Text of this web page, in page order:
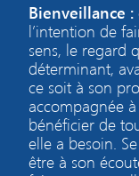
Bienveillance :
l’intention de
sens, le regard
déterminant,
ce soit à son
accompagnée
bénéficier de
elle a besoin.
être à son